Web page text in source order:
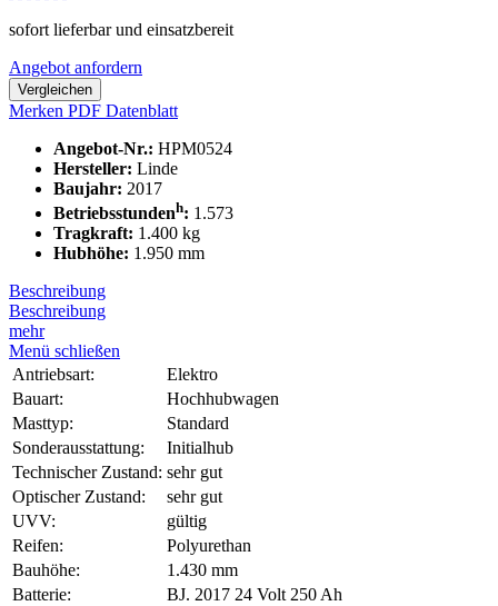
sofort lieferbar und einsatzbereit
Angebot anfordern
Vergleichen
Merken PDF Datenblatt
Angebot-Nr.: HPM0524
Hersteller: Linde
Baujahr: 2017
Betriebsstundenh: 1.573
Tragkraft: 1.400 kg
Hubhöhe: 1.950 mm
Beschreibung
Beschreibung
mehr
Menü schließen
Antriebsart:
Elektro
Bauart:
Hochhubwagen
Masttyp:
Standard
Sonderausstattung:
Initialhub
Technischer Zustand: sehr gut
Optischer Zustand:
sehr gut
UVV:
gültig
Reifen:
Polyurethan
Bauhöhe:
1.430 mm
Batterie:
BJ. 2017 24 Volt 250 Ah